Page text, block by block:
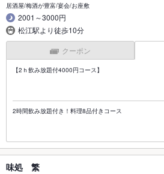
居酒屋/梅酒が豊富/宴会/お座敷
2001～3000円
松江駅より徒歩10分
クーポン
【2ｈ飲み放題付4000円コース】
2時間飲み放題付き！料理8品付きコース
味処 繁